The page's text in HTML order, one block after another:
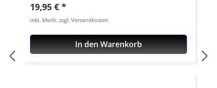
verschíedenen Farben lieferbar Gefertigt
auch modernen CNC Maschinen - Made in
Germany. · Material : 7075-T6 · Gewinde :
M10 x 1 · Schlüsselweite : 15 · Gewicht : 4
Regulärer Preis:
19,95 €
inkl. MwSt. zzgl. Versandkosten
In den Warenkorb